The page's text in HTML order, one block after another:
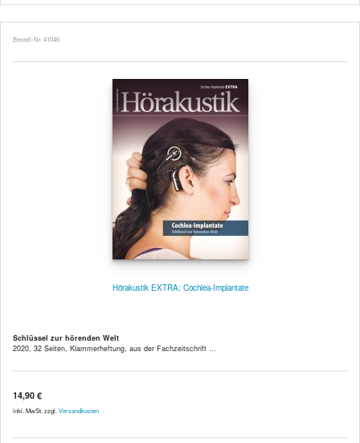
Bestell-Nr. 41046
Hörakustik EXTRA: Cochlea-Implantate
Schlüssel zur hörenden Welt
2020, 32 Seiten, Klammerheftung, aus der Fachzeitschrift ...
14,90 €
inkl. MwSt. zzgl. Versandkosten